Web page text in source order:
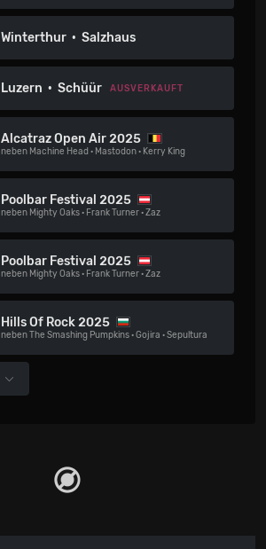
Winterthur · Salzhaus
Luzern · Schüür AUSVERKAUFT
Alcatraz Open Air 2025
neben Machine Head · Mastodon· Kerry King
Poolbar Festival 2025
neben Mighty Oaks· Frank Turner·Zaz
Poolbar Festival 2025
neben Mighty Oaks· Frank Turner·Zaz
Hills Of Rock 2025
nebenThe Smashing Pumpkins·Gojira ·Sepultura